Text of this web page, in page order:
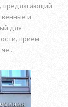
предлагающий
и
для
приём